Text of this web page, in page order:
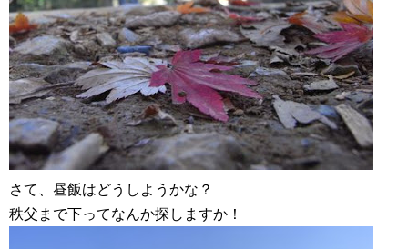
さて、昼飯はどうしようかな？
秩父まで下ってなんか探しますか！